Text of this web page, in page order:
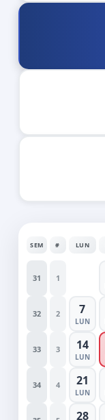
SEM # LUN
31 1
32 2 7
LUN
33 3 14
LUN
34 4 21
LUN
28